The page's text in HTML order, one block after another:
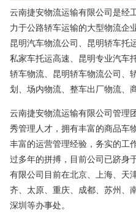
云南捷安物流运输有限公司是经
力于公路轿车运输的大型物流企
昆明汽车物流公司、昆明轿车托
私家车托运高速、昆明专业汽车
轿车物流、昆明轿车物流公司、
划、场内物流、整车出厂物流、
云南捷安物流运输有限公司管理
秀管理人才，拥有丰富的商品车
丰富的运营管理经验，务实的工
过多年的拼搏，目前公司已跻身
有限公司目前在北京、上海、天
齐、太原、重庆、成都、苏州、
深圳等办事处。